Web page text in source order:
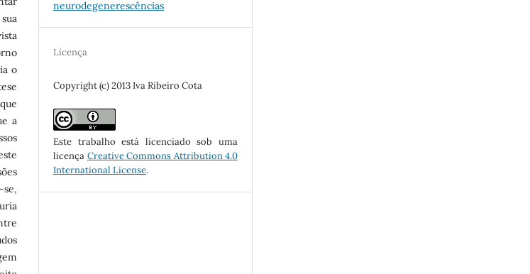
o
a
neurodegenerescências
Licença
Copyright (c) 2013 Iva Ribeiro Cota
Este trabalho está licenciado sob uma
licença Creative Commons Attribution 4.0
International License.